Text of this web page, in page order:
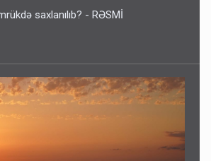
saxlanılıb? - RƏSMİ